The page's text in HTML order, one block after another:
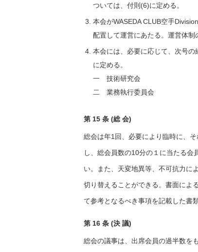
ついては、付則(6)に定める。
本会がWASEDA CLUB空手
配置して運営にあたる。運営体制
本会には、必要に応じて、次号
に定める。
一 技術研究会
二 業務執行委員会
第 15 条 (総 会)
総会は年1回、必要により臨時に、
し、総会員数の10分の１に当たる
い。また、天変地異等、不可抗力に
切り替えることができる。書面によ
て参考となるべき事項を記載した書
第 16 条 (決 議)
総会の議事は、出席会員の過半数を